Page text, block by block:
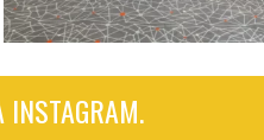
INSTAGRAM.